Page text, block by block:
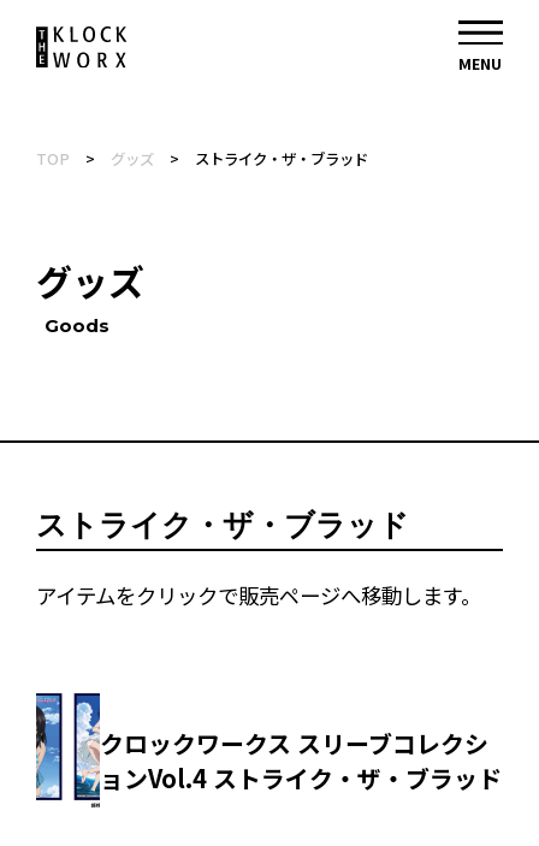
TOP > グッズ > ストライク・ザ・ブラッド
グッズ
Goods
ストライク・ザ・ブラッド
アイテムをクリックで販売ページへ移動します。
クロックワークス スリーブコレクシ
ョンVol.4 ストライク・ザ・ブラッド